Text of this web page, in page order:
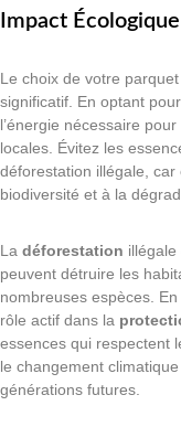
Impact Écologique
Le choix de votre
significatif. En optant
l’énergie nécessaire
locales. Évitez les
déforestation illégale,
biodiversité et à la
La déforestation illégale
peuvent détruire les
nombreuses espèces.
rôle actif dans la
essences qui respectent
le changement
générations futures.